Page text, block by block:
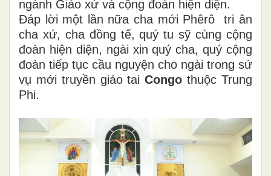
ngành Giáo xứ và cộng đoàn hiện diện.
Đáp lời một lần nữa cha mới Phêrô tri ân
cha xứ, cha đồng tế, quý tu sỹ cùng cộng
đoàn hiện diện, ngài xin quý cha, quý cộng
đoàn tiếp tục cầu nguyện cho ngài trong sứ
vụ mới truyền giáo taiCongothuộc Trung
Phi.